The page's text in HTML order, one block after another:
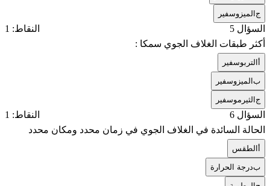
جالميزوسفير
السؤال 5
النقاط: 1
أكثر طبقات الغلاف الجوي سمكا :
التربوسفير
بالميزوسفير
جالثيرموسفير
السؤال 6
النقاط: 1
الحالة السائدة في الغلاف الجوي في زمان محدد ومكان محدد
الطقس
بدرجة الحرارة